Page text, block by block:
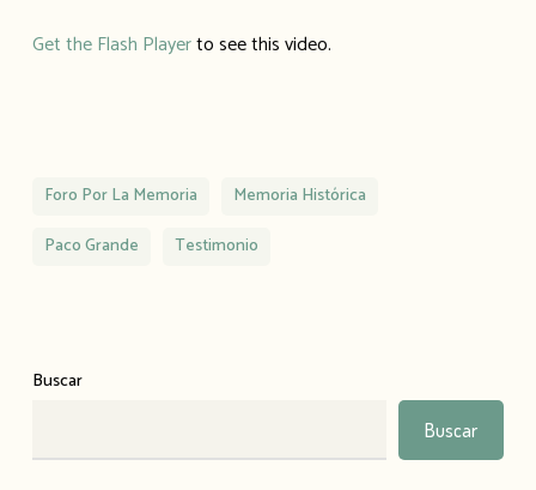
Get the Flash Playerto see this video.
Foro Por La Memoria
Memoria Histórica
Paco Grande
Testimonio
Buscar
Buscar